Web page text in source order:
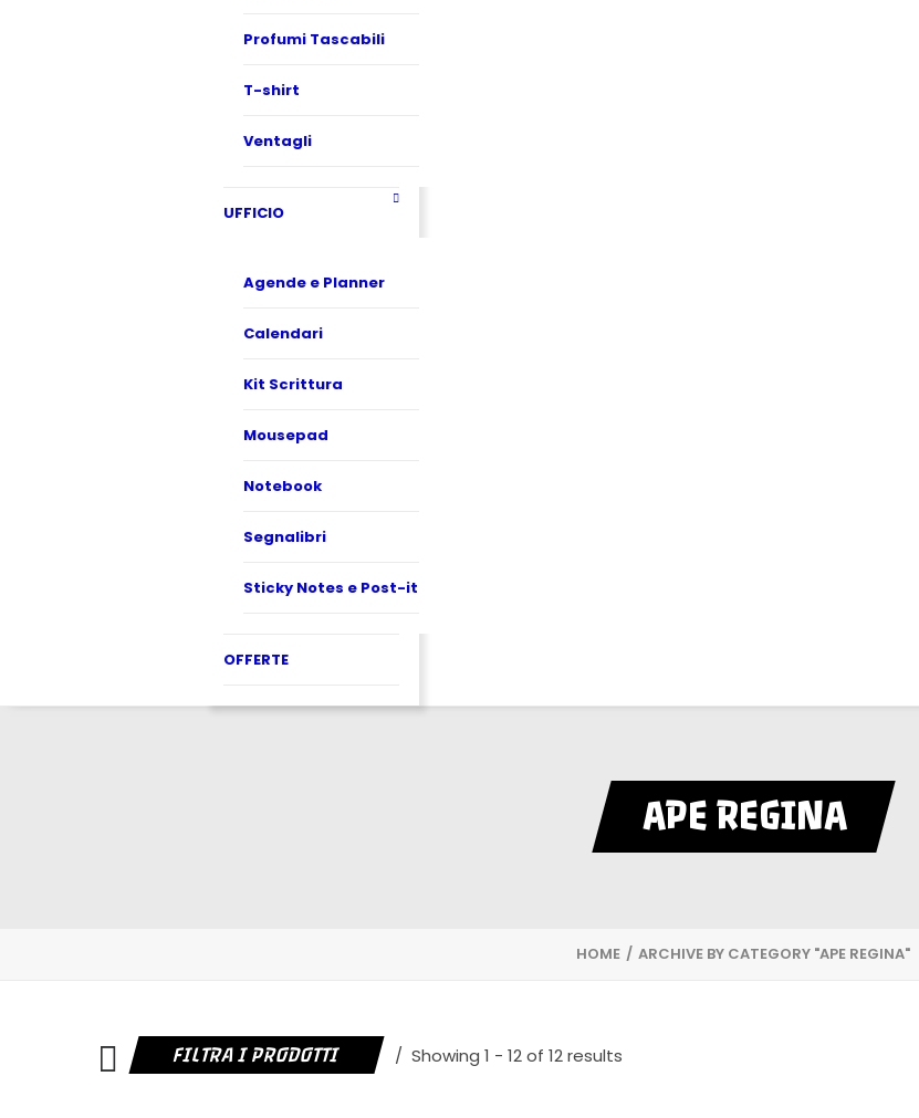
Profumi Tascabili
T-shirt
Ventagli
UFFICIO
Agende e Planner
Calendari
Kit Scrittura
Mousepad
Notebook
Segnalibri
Sticky Notes e Post-it
OFFERTE
APE REGINA
HOME ARCHIVE BY CATEGORY "APE REGINA"
FILTRA I PRODOTTI Showing 1 - 12 of 12 results